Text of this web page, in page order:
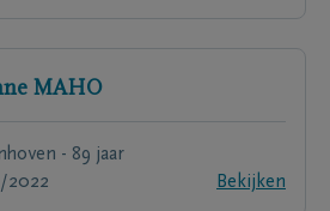
MAHO
- 89 jaar
2022
Bekijken